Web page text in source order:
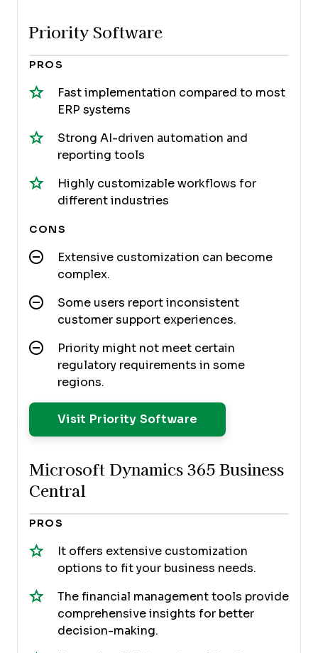
Priority Software
PROS
Fast implementation compared to most
ERP systems
Strong AI-driven automation and
reporting tools
Highly customizable workflows for
different industries
CONS
Extensive customization can become
complex.
Some users report inconsistent
customer support experiences.
Priority might not meet certain
regulatory requirements in some
regions.
Visit Priority Software
Microsoft Dynamics 365 Business
Central
PROS
It offers extensive customization
options to fit your business needs.
The financial management tools provide
comprehensive insights for better
decision-making.